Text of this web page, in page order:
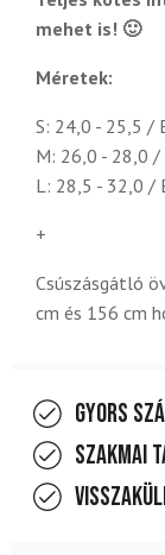
mehet is! 🙂
Méretek:
S: 24,0 - 25,5 /
M: 26,0 - 28,0 /
L: 28,5 - 32,0 /
+
Csúszásgátló
cm és 156 cm
Gyors
Szakmai